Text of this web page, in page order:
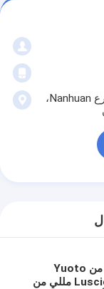
12F، الكتلة B، Xingzhan Plaza، رقم 446 شارع Nanhuan،
جودة عالية بالجملة من Yuoto
Luscious 3000puffs 8 مللي من